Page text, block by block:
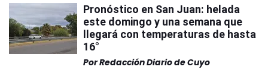
Pronóstico en San Juan: helada
este domingo y una semana que
llegará con temperaturas de hasta
16°
PorRedacción Diario de Cuyo